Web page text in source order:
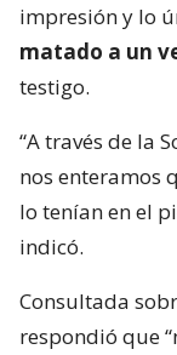
impresión y lo
matado a un
testigo.
“A través de la
nos enteramos
lo tenían en el
indicó.
Consultada
respondió que